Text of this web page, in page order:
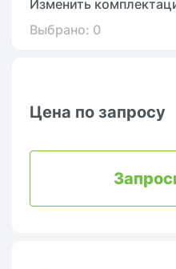
Изменить
Выбрано: 0
Цена по запросу